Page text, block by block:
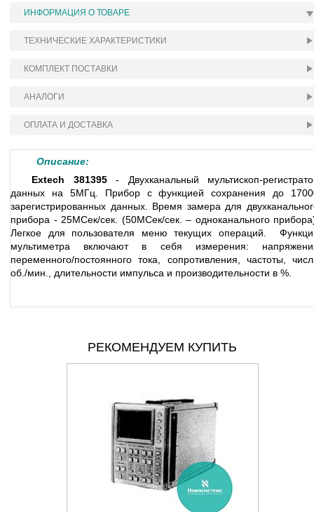
ИНФОРМАЦИЯ О ТОВАРЕ
ТЕХНИЧЕСКИЕ ХАРАКТЕРИСТИКИ
КОМПЛЕКТ ПОСТАВКИ
АНАЛОГИ
ОПЛАТА И ДОСТАВКА
Описание:
Extech 381395- Двухканальный мультископ-
данных на 5МГц. Прибор с функцией сохранения до
зарегистрированных данных. Время замера для
прибора - 25MСек/сек. (50MСек/сек. – одноканального
Легкое для пользователя меню текущих операций.
мультиметра включают в себя измерения:
переменного/постоянного тока, сопротивления, частоты,
об./мин., длительности импульса и производительности в %.
РЕКОМЕНДУЕМ КУПИТЬ